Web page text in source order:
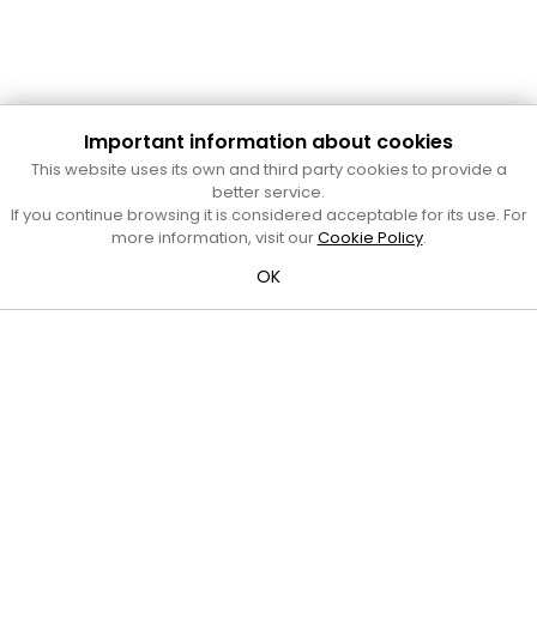
Cultura Mataró
Ajuntament de Mataró
C. de Sant Josep, 9 (Mataró, 08302)
Horari d'obertura: dilluns, dimecres i divendres de 10 a 13 h.
També podeu contactar-nos a
Bústia ciutadana
Important information about cookies
This website uses its own and third party cookies to provide a
better service.
If you continue browsing it is considered acceptable for its use. For
more information, visit ourCookie Policy.
OK